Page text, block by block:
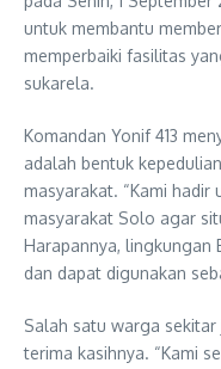
untuk membantu
memperbaiki fasilitas
sukarela.
Komandan Yonif 413
adalah bentuk
masyarakat. “Kami
masyarakat Solo agar
Harapannya, lingkungan
dan dapat digunakan
Salah satu warga
terima kasihnya. “Kami